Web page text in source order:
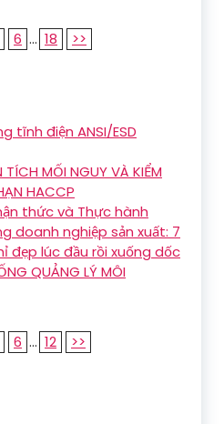
6 ... 18 >>
tĩnh điện ANSI/ESD
TÍCH MỐI NGUY VÀ KIỂM
HACCP
thức và Thực hành
doanh nghiệp sản xuất: 7
đẹp lúc đầu rồi xuống dốc
QUẢNG LÝ MÔI
6 ... 12 >>